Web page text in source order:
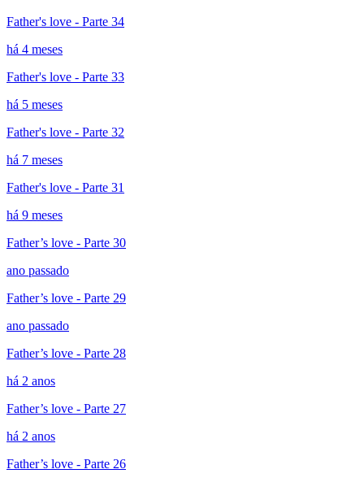
Father's love - Parte 34
há 4 meses
Father's love - Parte 33
há 5 meses
Father's love - Parte 32
há 7 meses
Father's love - Parte 31
há 9 meses
Father’s love - Parte 30
ano passado
Father’s love - Parte 29
ano passado
Father’s love - Parte 28
há 2 anos
Father’s love - Parte 27
há 2 anos
Father’s love - Parte 26